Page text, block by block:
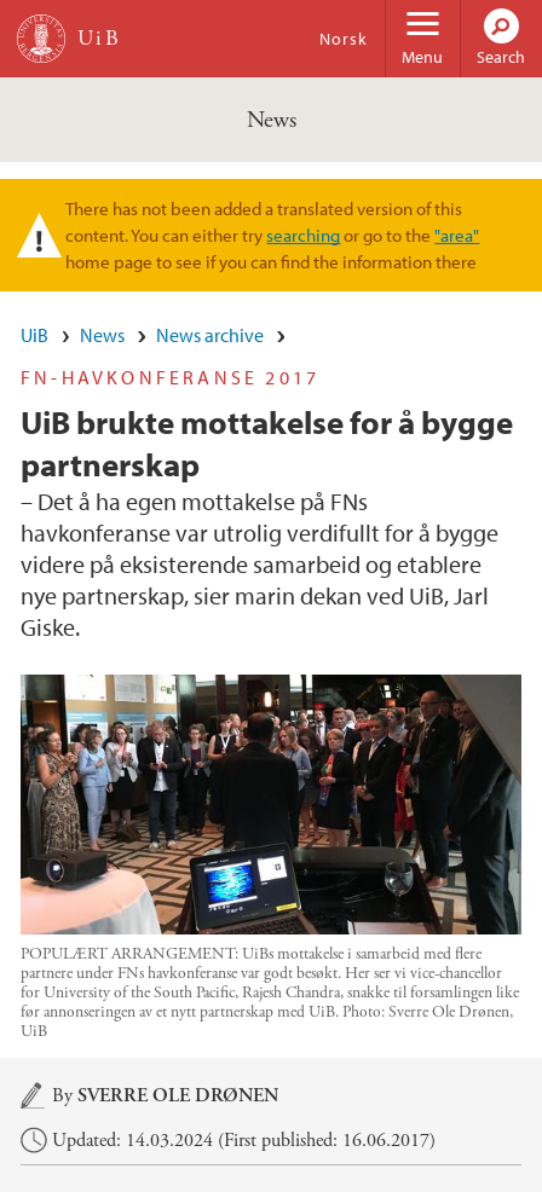
Skip to main content
Menu
Norsk
Search
News
Warning message
There has not been added a translated version of this
content. You can either trysearchingor go to the"area"
home page to see if you can find the information there
UiB News
News archive
FN-HAVKONFERANSE 2017
UiB brukte mottakelse for å bygge
partnerskap
– Det å ha egen mottakelse på FNs
havkonferanse var utrolig verdifullt for å bygge
videre på eksisterende samarbeid og etablere
nye partnerskap, sier marin dekan ved UiB, Jarl
Giske.
POPULÆRT ARRANGEMENT: UiBs mottakelse i samarbeid med flere
partnere under FNs havkonferanse var godt besøkt. Her ser vi vice-chancellor
for University of the South Pacific, Rajesh Chandra, snakke til forsamlingen like
før annonseringen av et nytt partnerskap med UiB. Photo:Sverre Ole Drønen,
UiB
Main content
BySVERRE OLE DRØNEN
Updated: 14.03.2024 (First published: 16.06.2017)